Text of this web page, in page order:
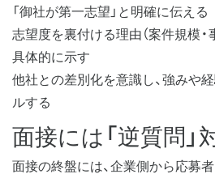
「御社が第一志望」と明確に伝える
志望度を裏付ける理由（案件規模・
具体的に示す
他社との差別化を意識し、強みや
ルする
面接には「逆質問」
面接の終盤には、企業側から応募